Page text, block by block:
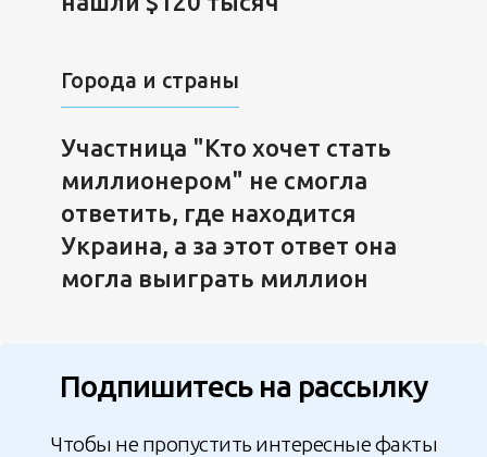
Города и страны
Участница "Кто хочет стать
миллионером" не смогла
ответить, где находится
Украина, а за этот ответ она
могла выиграть миллион
Подпишитесь на рассылку
Чтобы не пропустить интересные факты